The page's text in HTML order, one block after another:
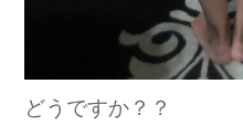
どうですか？？